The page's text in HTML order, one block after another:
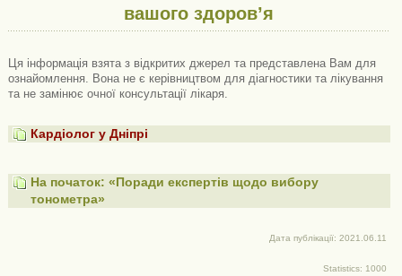
вашого здоров’я
Ця інформація взята з відкритих джерел та представлена ​​Вам для
ознайомлення. Вона не є керівництвом для діагностики та лікування
та не замінює очної консультації лікаря.
Кардіолог у Дніпрі
На початок: «Поради експертів щодо вибору
тонометра»
Дата публікації: 2021.06.11
Statistics: 1000